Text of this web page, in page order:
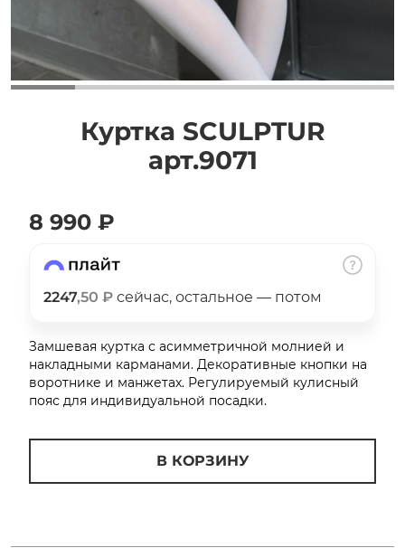
Куртка SCULPTUR
арт.9071
8 990 ₽
2247,50 ₽ сейчас, остальное — потом
Замшевая куртка с асимметричной молнией и
накладными карманами. Декоративные кнопки на
воротнике и манжетах. Регулируемый кулисный
пояс для индивидуальной посадки.
В КОРЗИНУ
Оставшиеся75
% будут
с вашей карты
по25% каждые 2 недели
Подробнее
об оплате Плайтом
раз в 2
plait.ru